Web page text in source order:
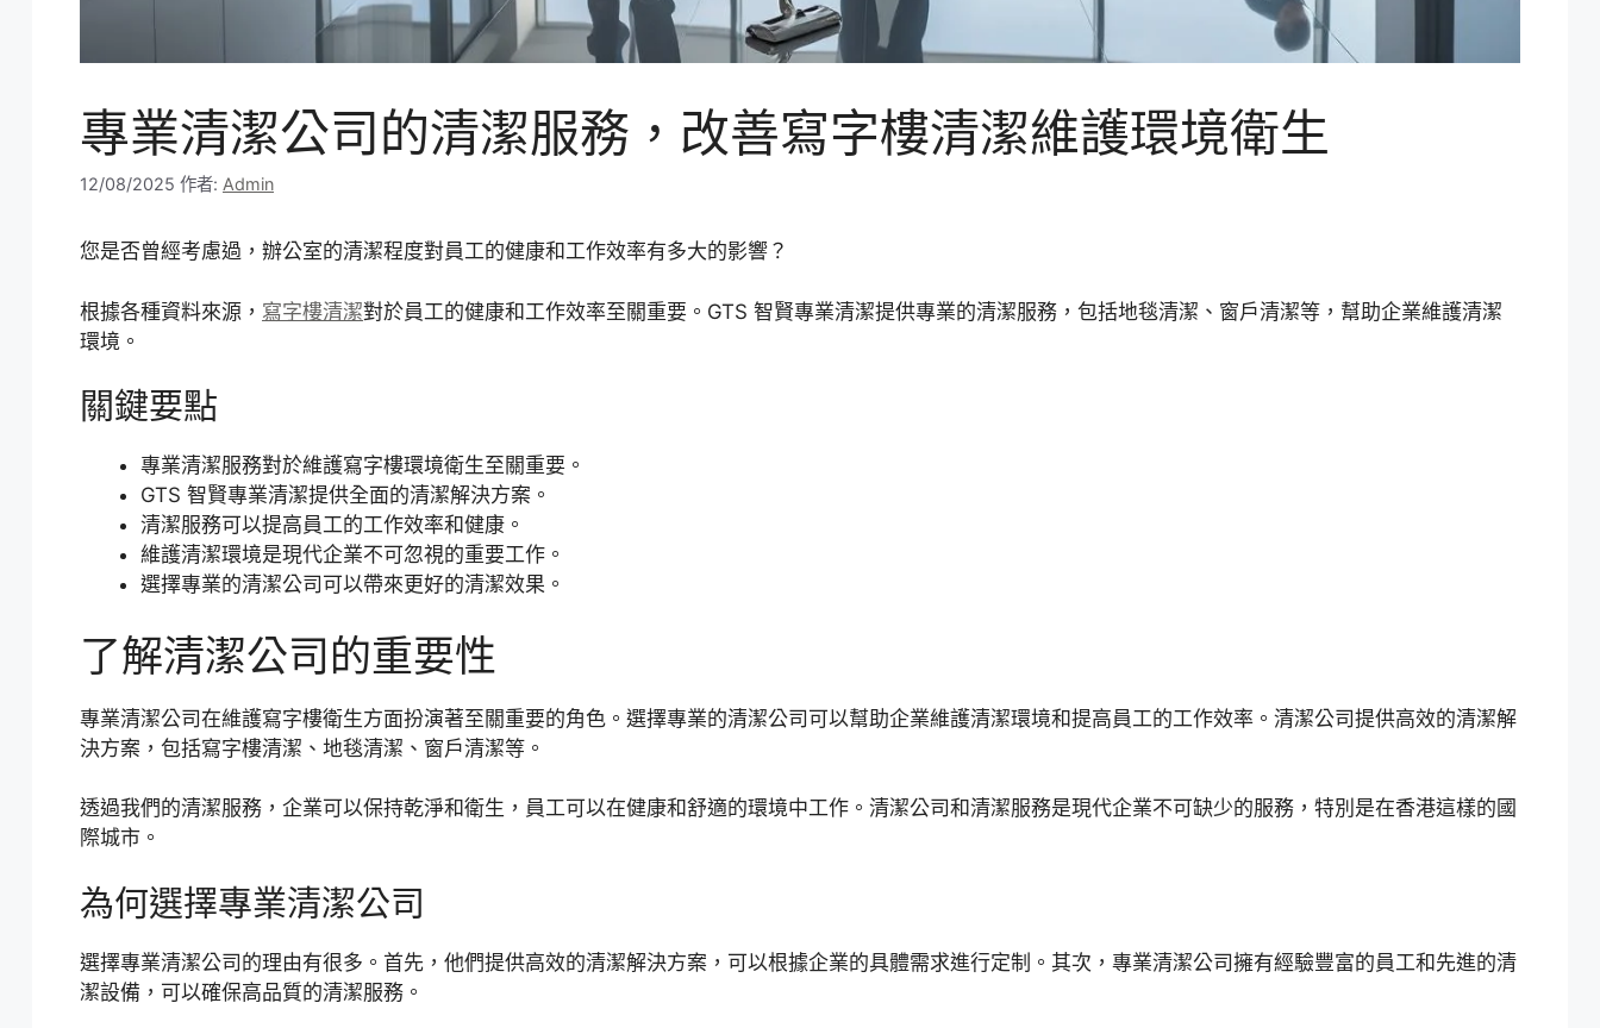
專業清潔公司的清潔服務，改善寫字樓清潔維護環境衛生
12/08/2025 作者: Admin
您是否曾經考慮過，辦公室的清潔程度對員工的健康和工作效率有多大的影響？
根據各種資料來源， 寫字樓清潔對於員工的健康和工作效率至關重要。GTS 智賢專業清潔提供專業的清潔服務，包括地毯清潔、窗戶清潔等，幫助企業維護清潔
環境。
關鍵要點
專業清潔服務對於維護寫字樓環境衛生至關重要。
GTS 智賢專業清潔提供全面的清潔解決方案。
清潔服務可以提高員工的工作效率和健康。
維護清潔環境是現代企業不可忽視的重要工作。
選擇專業的清潔公司可以帶來更好的清潔效果。
了解清潔公司的重要性
專業清潔公司在維護寫字樓衛生方面扮演著至關重要的角色。選擇專業的清潔公司可以幫助企業維護清潔環境和提高員工的工作效率。清潔公司提供高效的清潔解
決方案，包括寫字樓清潔、地毯清潔、窗戶清潔等。
透過我們的清潔服務，企業可以保持乾淨和衛生，員工可以在健康和舒適的環境中工作。清潔公司和清潔服務是現代企業不可缺少的服務，特別是在香港這樣的國
際城市。
為何選擇專業清潔公司
選擇專業清潔公司的理由有很多。首先，他們提供高效的清潔解決方案，可以根據企業的具體需求進行定制。其次，專業清潔公司擁有經驗豐富的員工和先進的清
潔設備，可以確保高品質的清潔服務。